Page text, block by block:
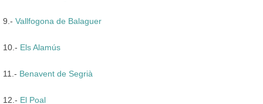
9.- Vallfogona de Balaguer
10.- Els Alamús
11.- Benavent de Segrià
12.- El Poal